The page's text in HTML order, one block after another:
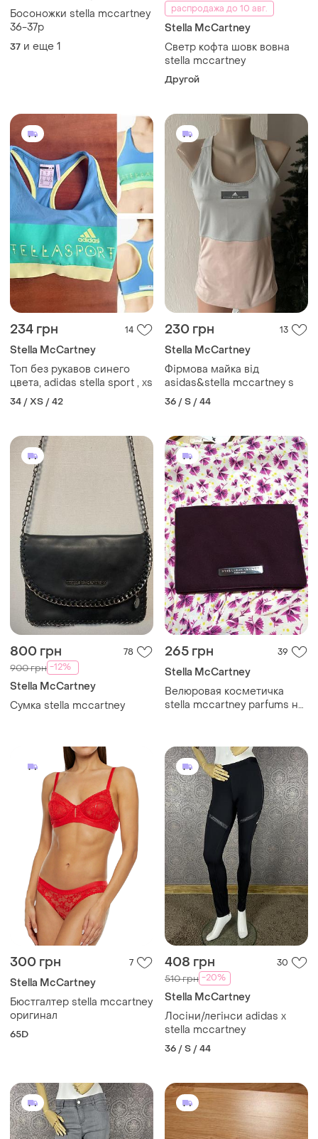
Босоножки stella mccartney
36-37р
37 и еще 1
распродажа до 10 авг.
Stella McCartney
Светр кофта шовк вовна
stella mccartney
Другой
234 грн 14
Stella McCartney
Топ без рукавов синего
цвета, adidas stella sport , xs
34 / XS / 42
230 грн 13
Stella McCartney
Фірмова майка від
asidas&stella mccartney s
36 / S / 44
800 грн 78
900 грн -12%
Stella McCartney
Сумка stella mccartney
265 грн 39
Stella McCartney
Велюровая косметичка
stella mccartney parfums на
300 грн 7
Stella McCartney
Бюстгалтер stella mccartney
оригинал
65D
408 грн 30
510 грн -20%
Stella McCartney
Лосіни/легінси adidas x
stella mccartney
36 / S / 44